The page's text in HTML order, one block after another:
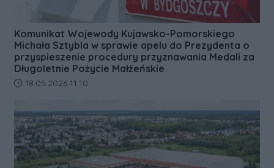
Komunikat Wojewody Kujawsko-Pomorskiego
Michała Sztybla w sprawie apelu do Prezydenta o
przyspieszenie procedury przyznawania Medali za
Długoletnie Pożycie Małżeńskie
Data dodania artykułu:
18.05.2026 11:10